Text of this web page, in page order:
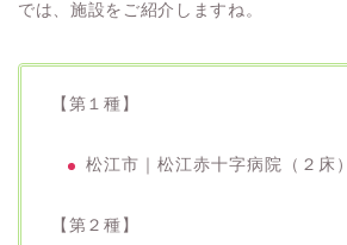
では、施設をご紹介しますね。
【第１種】
松江市｜松江赤十字病院（２床）
【第２種】